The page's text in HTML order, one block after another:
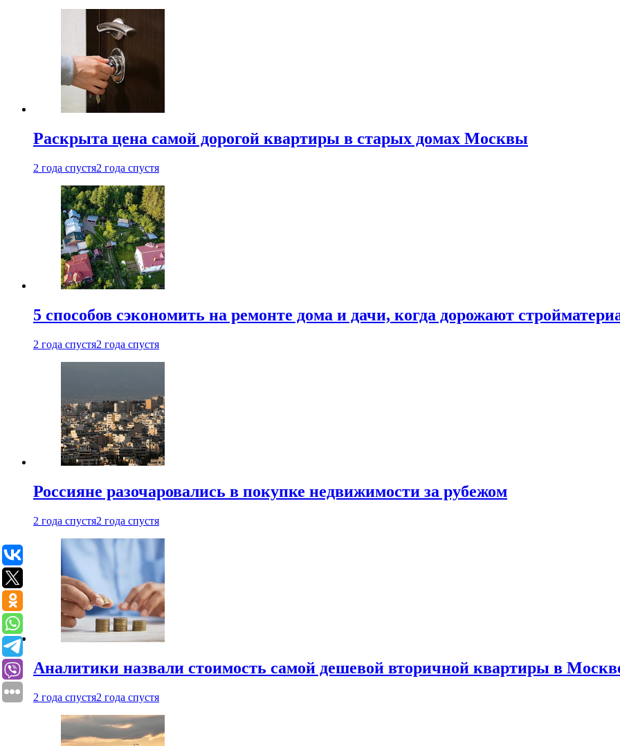
Раскрыта цена самой дорогой квартиры в старых домах Москвы
2 года спустя2 года спустя
5 способов сэкономить на ремонте дома и дачи, когда дорожают
2 года спустя2 года спустя
Россияне разочаровались в покупке недвижимости за рубежом
2 года спустя2 года спустя
Аналитики назвали стоимость самой дешевой вторичной квартиры в
2 года спустя2 года спустя